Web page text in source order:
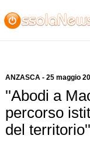
ANZASCA- 25 maggio
''Abodi a
percorso
del territorio''